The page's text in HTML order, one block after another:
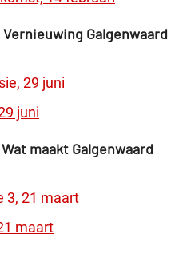
Galgenwaard
29 juni
juni
maakt Galgenwaard
3, 21 maart
maart